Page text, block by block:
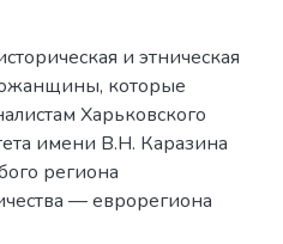
и этническая
которые
Харьковского
имени В.Н. Каразина
региона
— еврорегиона